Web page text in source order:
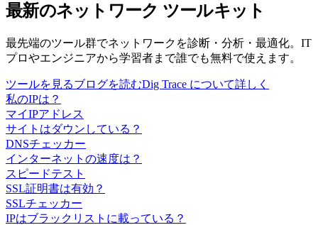
最新のネットワーク ツールキット
最先端のツール群でネットワークを診断・分析・最適化。IT
プロやエンジニアから学習者まで誰でも無料で使えます。
ツールを見るブログを読むDig Trace について詳しく
私のIPは？
マイIPアドレス
サイトはダウンしている？
DNSチェッカー
インターネットの速度は？
スピードテスト
SSL証明書は有効？
SSLチェッカー
IPはブラックリストに載っている？